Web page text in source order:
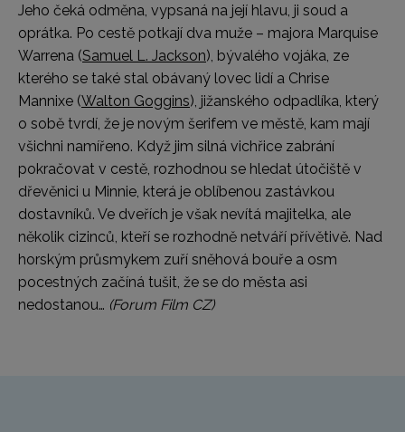
Jeho čeká odměna, vypsaná na její hlavu, ji soud a
oprátka. Po cestě potkají dva muže – majora Marquise
Warrena (Samuel L. Jackson), bývalého vojáka, ze
kterého se také stal obávaný lovec lidí a Chrise
Mannixe (Walton Goggins), jižanského odpadlíka, který
o sobě tvrdí, že je novým šerifem ve městě, kam mají
všichni namířeno. Když jim silná vichřice zabrání
pokračovat v cestě, rozhodnou se hledat útočiště v
dřevěnici u Minnie, která je oblíbenou zastávkou
dostavníků. Ve dveřích je však nevítá majitelka, ale
několik cizinců, kteří se rozhodně netváří přívětivě. Nad
horským průsmykem zuří sněhová bouře a osm
pocestných začíná tušit, že se do města asi
nedostanou… (Forum Film CZ)